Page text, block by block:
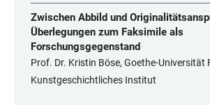
Zwischen Abbild und
Überlegungen zum Faksimile als
Forschungsgegenstand
Prof. Dr. Kristin Böse, Goethe-Universität
Kunstgeschichtliches Institut